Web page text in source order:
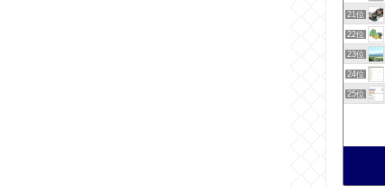
21位
22位
23位
24位
25位